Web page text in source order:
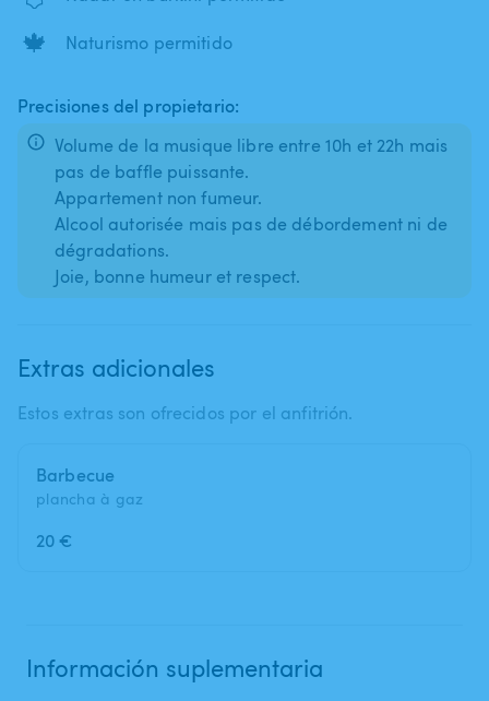
🍁 Naturismo permitido
Precisiones del propietario:
Volume de la musique libre entre 10h et 22h mais
pas de baffle puissante.
Appartement non fumeur.
Alcool autorisée mais pas de débordement ni de
dégradations.
Extras adicionales
Estos extras son ofrecidos por el anfitrión.
Barbecue
plancha à gaz
20 €
Información suplementaria